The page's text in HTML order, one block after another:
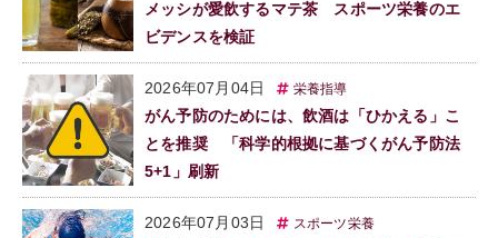
メッシが愛飲するマテ茶 スポーツ栄養のエ
ビデンスを検証
2026年07月04日 栄養指導
がん予防のためには、飲酒は「ひかえる」こ
とを推奨 「科学的根拠に基づくがん予防法
5+1」刷新
2026年07月03日 スポーツ栄養